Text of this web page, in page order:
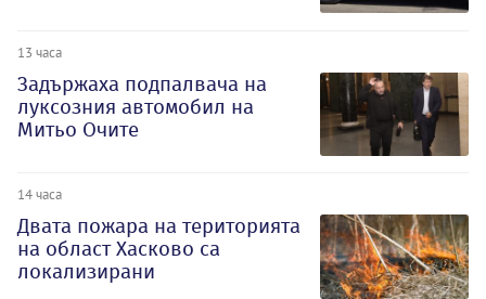
13 часа
Задържаха подпалвача на
луксозния автомобил на
Митьо Очите
14 часа
Двата пожара на територията
на област Хасково са
локализирани